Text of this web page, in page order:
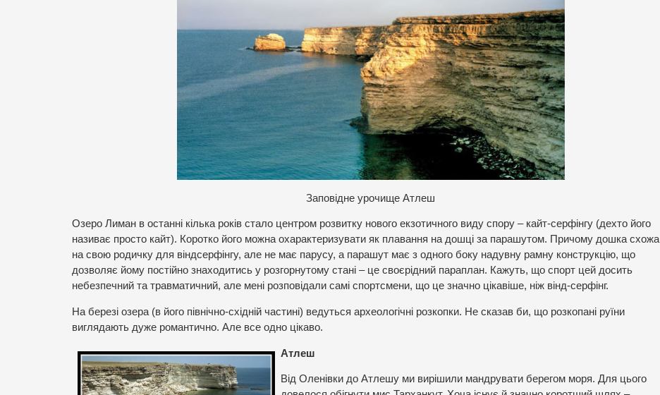
Заповідне урочище Атлеш
Озеро Лиман в останні кілька років стало центром розвитку нового екзотичного виду спору – кайт-серфінгу (дехто його
називає просто кайт). Коротко його можна охарактеризувати як плавання на дошці за парашутом. Причому дошка схожа
на свою родичку для віндсерфінгу, але не має парусу, а парашут має з одного боку надувну рамну конструкцію, що
дозволяє йому постійно знаходитись у розгорнутому стані – це своєрідний параплан. Кажуть, що спорт цей досить
небезпечний та травматичний, але мені розповідали самі спортсмени, що це значно цікавіше, ніж вінд-серфінг.
На березі озера (в його північно-східній частині) ведуться археологічні розкопки. Не сказав би, що розкопані руїни
виглядають дуже романтично. Але все одно цікаво.
Атлеш
Від Оленівки до Атлешу ми вирішили мандрувати берегом моря. Для цього